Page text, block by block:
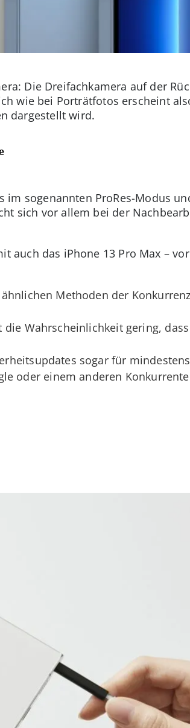
Die Dreifachkamera auf der
wie bei Porträtfotos erscheint
dargestellt wird.
sogenannten ProRes-Modus
sich vor allem bei der
auch das iPhone 13 Pro Max –
Methoden der
Wahrscheinlichkeit gering,
sogar für
oder einem anderen